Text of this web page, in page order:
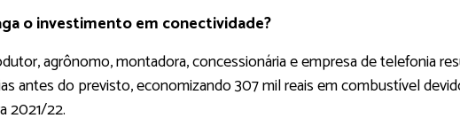
o investimento em conectividade?
agrônomo, montadora, concessionária e empresa de telefonia
antes do previsto, economizando 307 mil reais em combustível
2021/22.